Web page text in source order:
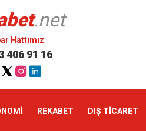
.net
Hattımız
406 91 16
REKABET DIŞ TİCARET